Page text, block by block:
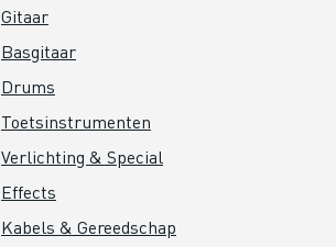
Gitaar
Basgitaar
Drums
Toetsinstrumenten
Verlichting & Special
Effects
Kabels & Gereedschap